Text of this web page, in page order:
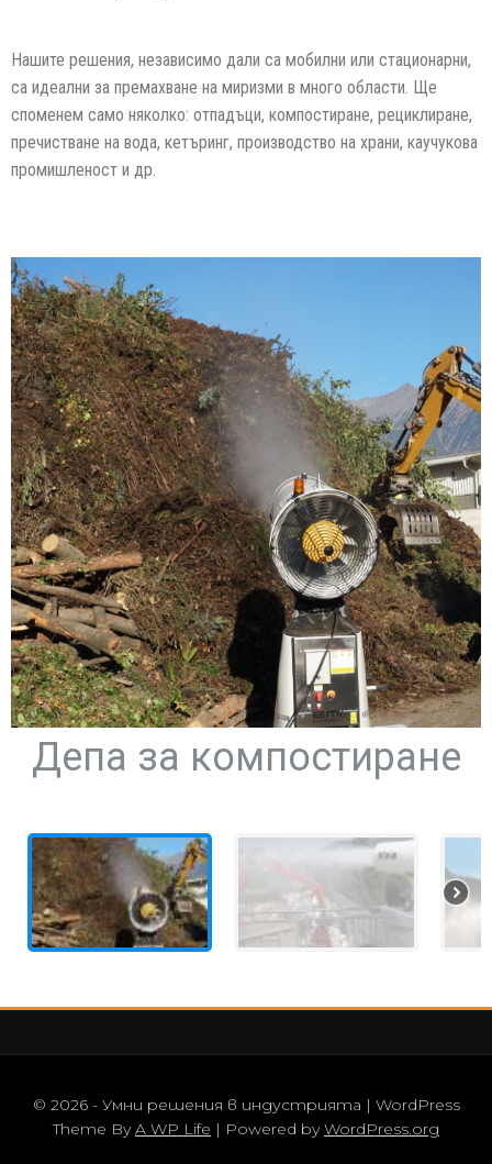
Нашите решения, независимо дали са мобилни или стационарни,
са идеални за премахване на миризми в много области. Ще
споменем само няколко: отпадъци, компостиране, рециклиране,
пречистване на вода, кетъринг, производство на храни, каучукова
промишленост и др.
Депа за компостиране
© 2026 - Умни решения в индустрията | WordPress
Theme ByA WP Life | Powered byWordPress.org